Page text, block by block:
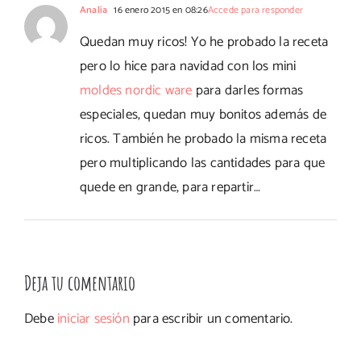
Analia 16 enero 2015 en 08:26Accede para responder
Quedan muy ricos! Yo he probado la receta
pero lo hice para navidad con los mini
moldes nordic ware para darles formas
especiales, quedan muy bonitos además de
ricos. También he probado la misma receta
pero multiplicando las cantidades para que
quede en grande, para repartir…
Deja tu comentario
Debeiniciar sesión para escribir un comentario.